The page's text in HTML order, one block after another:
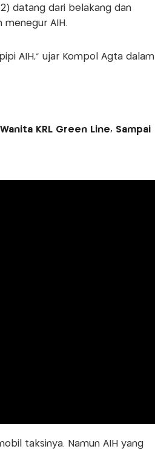
datang dari belakang dan
menegur AIH.
AIH," ujar Kompol Agta dalam
KRL Green Line, Sampai
taksinya. Namun AIH yang